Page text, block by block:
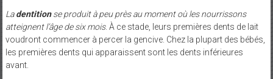
Ladentitionse produit à peu près au moment où les nourrissons
atteignent l’âge de six mois. À ce stade, leurs premières dents de lait
voudront commencer à percer la gencive. Chez la plupart des bébés,
les premières dents qui apparaissent sont les dents inférieures
avant.